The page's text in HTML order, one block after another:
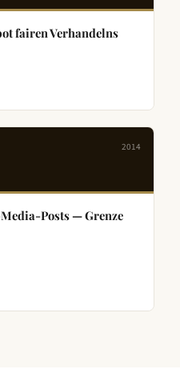
fairen Verhandelns
2014
Posts — Grenze